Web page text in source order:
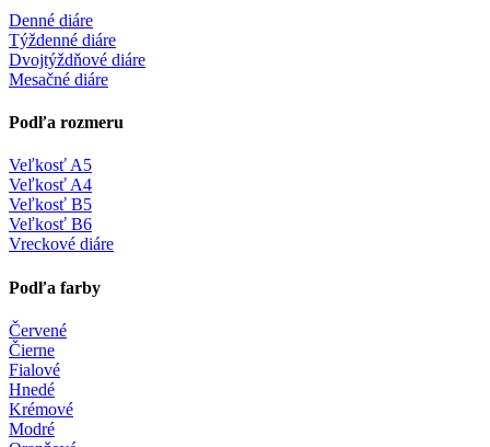
Denné diáre
Týždenné diáre
Dvojtýždňové diáre
Mesačné diáre
Podľa rozmeru
Veľkosť A5
Veľkosť A4
Veľkosť B5
Veľkosť B6
Vreckové diáre
Podľa farby
Červené
Čierne
Fialové
Hnedé
Krémové
Modré